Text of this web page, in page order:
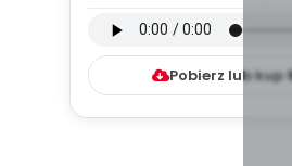
Pobierz lub kup